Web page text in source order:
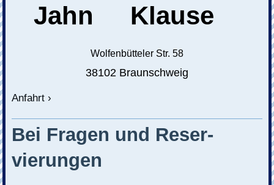
Jahn Klause
Wolfenbütteler Str. 58
38102 Braunschweig
Anfahrt
Bei Fragen und Reser-
vierungen